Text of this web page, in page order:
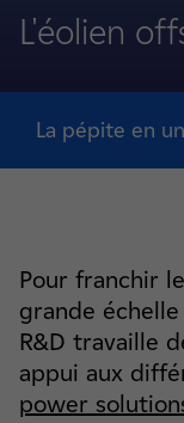
L'éolien
La pépite en
Pour franchir
grande
R&D travaille
appui aux
power